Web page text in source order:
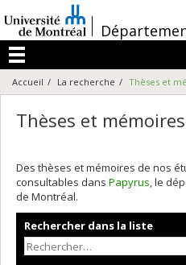
au
contenu
/
Menu
Accueil La recherche Thèses et
Thèses et mémoires
Des thèses et mémoires de nos
consultables dans Papyrus, le
de Montréal.
Rechercher dans la liste